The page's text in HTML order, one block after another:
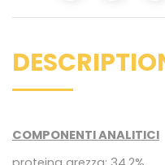
COMPONENTI ANALITICI